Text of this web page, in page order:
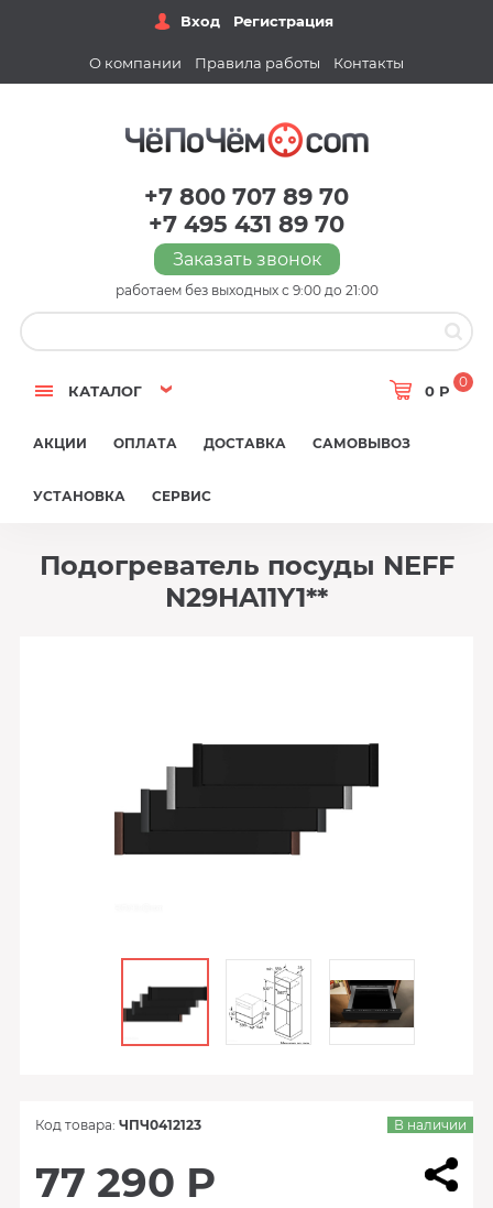
Вход Регистрация
О компании Правила работы Контакты
+7 800 707 89 70
+7 495 431 89 70
Заказать звонок
работаем без выходных с 9:00 до 21:00
КАТАЛОГ 0 Р
0
АКЦИИ ОПЛАТА ДОСТАВКА САМОВЫВОЗ
УСТАНОВКА СЕРВИС
Подогреватель посуды NEFF
N29HA11Y1**
Код товара: ЧПЧ0412123 В наличии
77 290 Р